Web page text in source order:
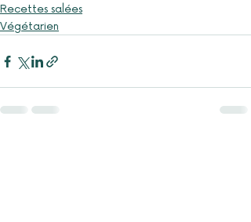
Recettes salées
Végétarien